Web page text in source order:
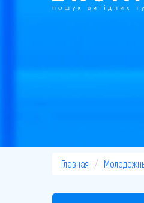
Главная